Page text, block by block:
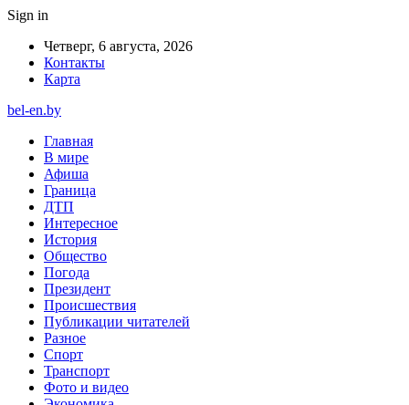
Sign in
Четверг, 6 августа, 2026
Контакты
Карта
bel-en.by
Главная
В мире
Афиша
Граница
ДТП
Интересное
История
Общество
Погода
Президент
Происшествия
Публикации читателей
Разное
Спорт
Транспорт
Фото и видео